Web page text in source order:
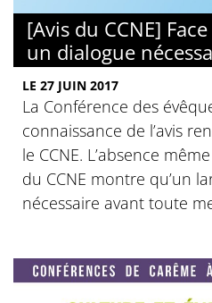
[Avis du CCNE]
un dialogue
LE 27 JUIN 2017
La Conférence des
connaissance de l’avis
le CCNE. L’absence
du CCNE montre qu’un
nécessaire avant toute